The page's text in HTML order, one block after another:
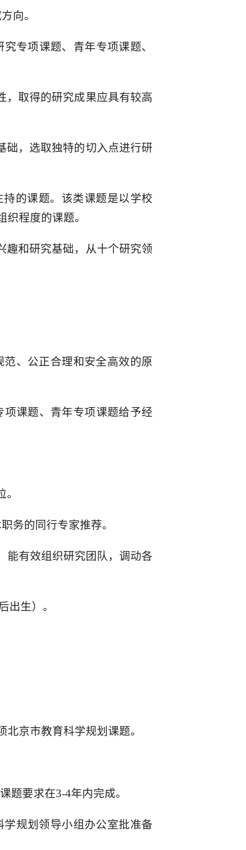
向。
专项课题、青年专项课题、
，取得的研究成果应具有较高
础，选取独特的切入点进行研
的课题。该类课题是以学校
程度的课题。
趣和研究基础，从十个研究领
、公正合理和安全高效的原
课题、青年专项课题给予经
务的同行专家推荐。
能有效组织研究团队，调动各
出生）。
京市教育科学规划课题。
题要求在3-4年内完成。
学规划领导小组办公室批准备